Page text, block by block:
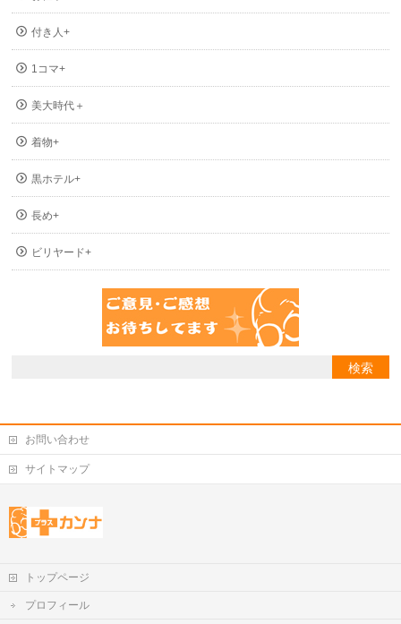
付き人+
1コマ+
美大時代＋
着物+
黒ホテル+
長め+
ビリヤード+
お問い合わせ
サイトマップ
トップページ
プロフィール